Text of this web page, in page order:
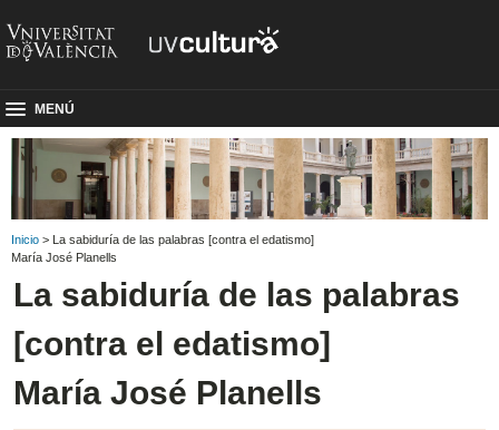
MENÚ
Inicio > La sabiduría de las palabras [contra el edatismo]
María José Planells
La sabiduría de las palabras
[contra el edatismo]
María José Planells